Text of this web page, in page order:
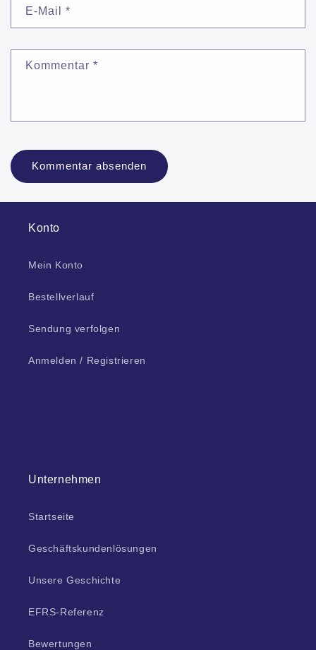
E-Mail *
Kommentar *
Konto
Mein Konto
Bestellverlauf
Sendung verfolgen
Anmelden / Registrieren
Unternehmen
Startseite
Geschäftskundenlösungen
Unsere Geschichte
EFRS-Referenz
Bewertungen